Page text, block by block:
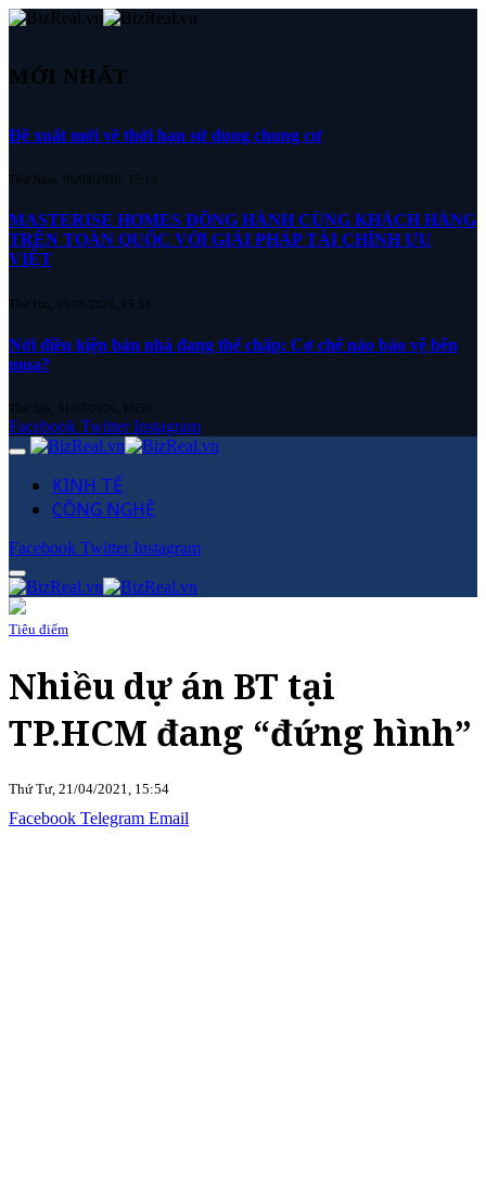
MỚI NHẤT
Đề xuất mới về thời hạn sử dụng chung cư
Thứ Năm, 06/08/2026, 15:19
MASTERISE HOMES ĐỒNG HÀNH CÙNG KHÁCH HÀNG
TRÊN TOÀN QUỐC VỚI GIẢI PHÁP TÀI CHÍNH ƯU
VIỆT
Thứ Hai, 03/08/2026, 15:31
Nới điều kiện bán nhà đang thế chấp: Cơ chế nào bảo vệ bên
mua?
Thứ Sáu, 31/07/2026, 16:50
Facebook Twitter Instagram
KINH TẾ
CÔNG NGHỆ
Facebook Twitter Instagram
Tiêu điểm
Nhiều dự án BT tại
TP.HCM đang “đứng hình”
Thứ Tư, 21/04/2021, 15:54
Facebook Telegram Email